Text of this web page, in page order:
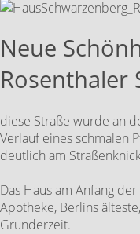
Neue
Rosenthaler
diese Straße wurde an
Verlauf eines schmalen
deutlich am
Das Haus am Anfang
Apotheke, Berlins
Gründerzeit.